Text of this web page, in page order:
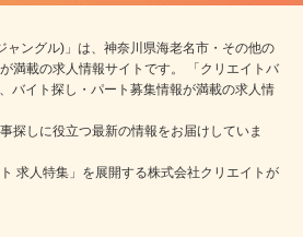
ャングル)」は、神奈川県海老名市・その他の
満載の求人情報サイトです。 「クリエイトバ
バイト探し・パート募集情報が満載の求人情
探しに役立つ最新の情報をお届けしていま
求人特集」を展開する株式会社クリエイトが